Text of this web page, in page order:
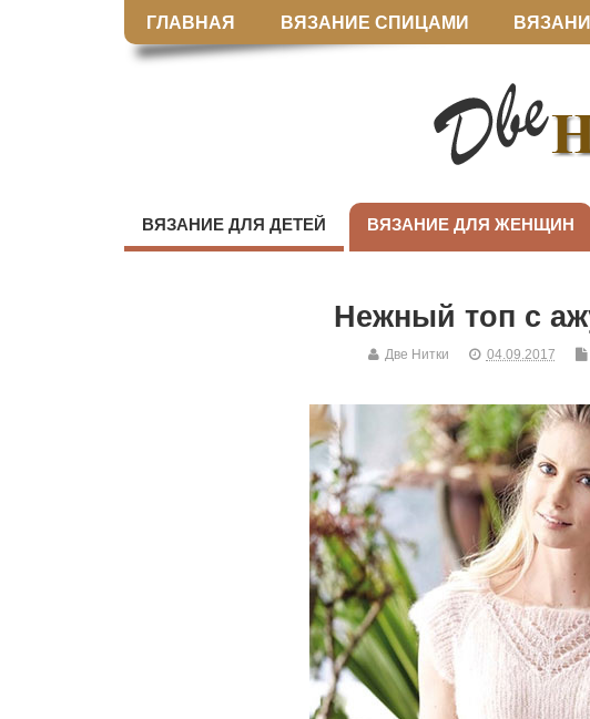
ГЛАВНАЯ ВЯЗАНИЕ СПИЦАМИ
ВЯЗАНИЕ ДЛЯ ДЕТЕЙ ВЯЗАНИЕ ДЛЯ ЖЕНЩИН
Нежный топ с
Две Нитки 04.09.2017